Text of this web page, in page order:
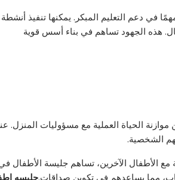
في دعم التعليم المبكر. يمكنها تنفيذ أنشطة
هذه الجهود تساهم في بناء أسس قوية
الحياة العملية مع مسؤوليات المنزل.
الشخصية.
مع الأطفال الآخرين، تساهم جليسة الأطفال
مما يساعدهم في تكوين صداقات.جليسه